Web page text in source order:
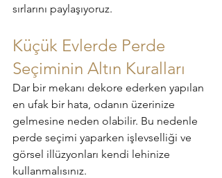
sırlarını paylaşıyoruz.
Küçük Evlerde Perde
Seçiminin Altın Kuralları
Dar bir mekanı dekore ederken yapılan
en ufak bir hata, odanın üzerinize
gelmesine neden olabilir. Bu nedenle
perde seçimi yaparken işlevselliği ve
görsel illüzyonları kendi lehinize
kullanmalısınız.